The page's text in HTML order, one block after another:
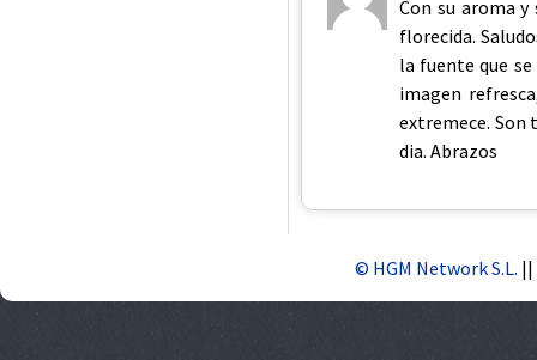
Con su aroma y
florecida.
la fuente que
imagen
extremece. Son
dia. Abrazos
© HGM Network S.L. ||